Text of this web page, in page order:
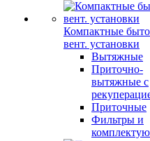
Компактные
вент. установки
Вытяжные
Приточно-
вытяжные с
Приточные
Фильтры и